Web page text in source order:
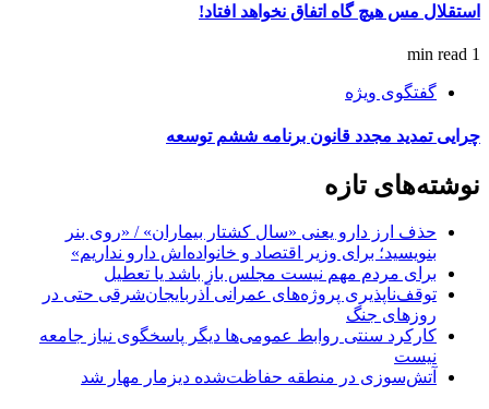
استقلال مس هیچ گاه اتفاق نخواهد افتاد!
1 min read
گفتگوی ویژه
چرایی تمدید مجدد قانون برنامه ششم توسعه
نوشته‌های تازه
حذف ارز دارو یعنی «سال کشتار بیماران» / «روی بنر
بنویسید؛ برای وزیر اقتصاد و خانواده‌اش دارو نداریم»
برای مردم مهم نیست مجلس باز باشد یا تعطیل
توقف‌ناپذیری پروژه‌های عمرانی آذربایجان‌شرقی حتی در
روزهای جنگ
کارکرد سنتی روابط عمومی‌ها دیگر پاسخگوی نیاز جامعه
نیست
آتش‌سوزی در منطقه حفاظت‌شده دیزمار مهار شد